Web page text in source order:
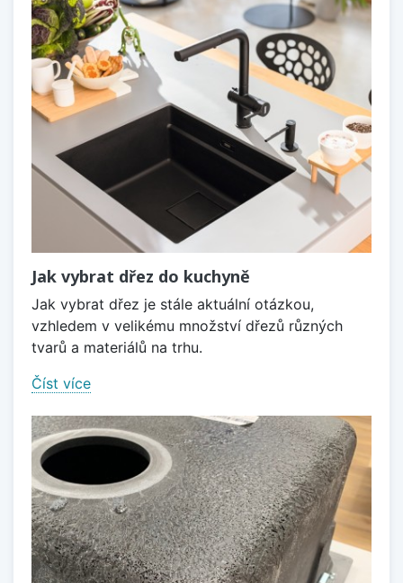
Jak vybrat dřez do kuchyně
Jak vybrat dřez je stále aktuální otázkou,
vzhledem v velikému množství dřezů různých
tvarů a materiálů na trhu.
Číst více